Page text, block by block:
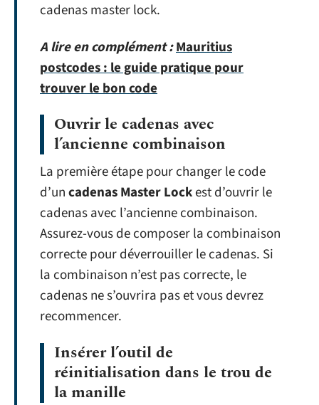
cadenas master lock.
A lire en complément :Mauritius
postcodes : le guide pratique pour
trouver le bon code
Ouvrir le cadenas avec
l’ancienne combinaison
La première étape pour changer le code
d’uncadenas Master Lockest d’ouvrir le
cadenas avec l’ancienne combinaison.
Assurez-vous de composer la combinaison
correcte pour déverrouiller le cadenas. Si
la combinaison n’est pas correcte, le
cadenas ne s’ouvrira pas et vous devrez
recommencer.
Insérer l’outil de
réinitialisation dans le trou de
la manille